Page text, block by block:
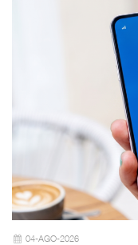
04-AGO-2026